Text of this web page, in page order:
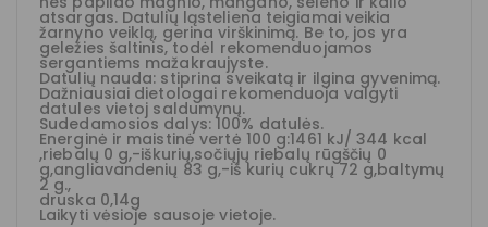
atsargas. Datulių ląsteliena teigiamai veikia
žarnyno veiklą, gerina virškinimą. Be to, jos yra
geležies šaltinis, todėl rekomenduojamos
sergantiems mažakraujyste.
Datulių nauda: stiprina sveikatą ir ilgina gyvenimą.
Dažniausiai dietologai rekomenduoja valgyti
datules vietoj saldumynų.
Sudedamosios dalys: 100% datulės.
Energinė ir maistinė vertė 100 g:1461 kJ/ 344 kcal
,riebalų 0 g,-iškurių,sočiųjų riebalų rūgščių 0
g,angliavandenių 83 g,-iš kurių cukrų 72 g,baltymų
2 g.,
druska 0,14g
Laikyti vėsioje sausoje vietoje.